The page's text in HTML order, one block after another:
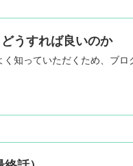
うすれば良いのか
知っていただくため、ブ